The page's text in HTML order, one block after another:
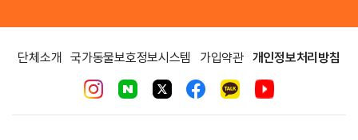
단체소개 국가동물보호정보시스템 가입약관 개인정보처리방침